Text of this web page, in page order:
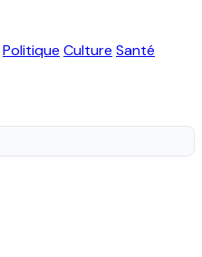
Politique Culture Santé